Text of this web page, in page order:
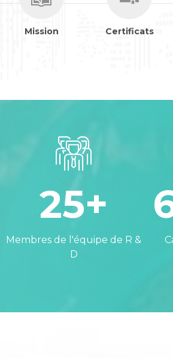
Mission Certificats
25+
Membres de l'équipe de R &
D